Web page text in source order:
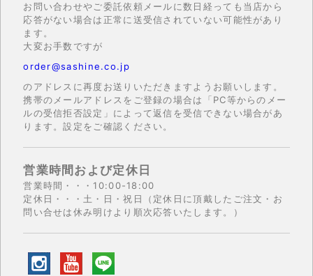
お問い合わせやご委託依頼メールに数日経っても当店から
応答がない場合は正常に送受信されていない可能性があり
ます。
大変お手数ですが
order@sashine.co.jp
のアドレスに再度お送りいただきますようお願いします。
携帯のメールアドレスをご登録の場合は「PC等からのメー
ルの受信拒否設定」によって返信を受信できない場合があ
ります。設定をご確認ください。
営業時間および定休日
営業時間・・・10:00-18:00
定休日・・・土・日・祝日（定休日に頂戴したご注文・お
問い合せは休み明けより順次応答いたします。）